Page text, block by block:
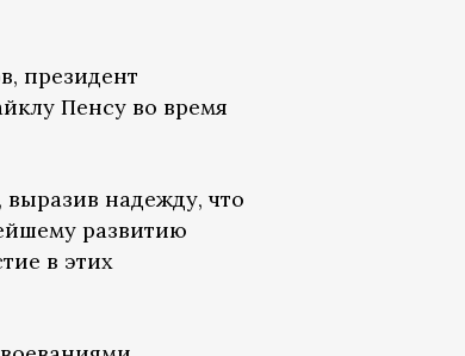
президент
Пенсу во время
надежду, что
развитию
в этих